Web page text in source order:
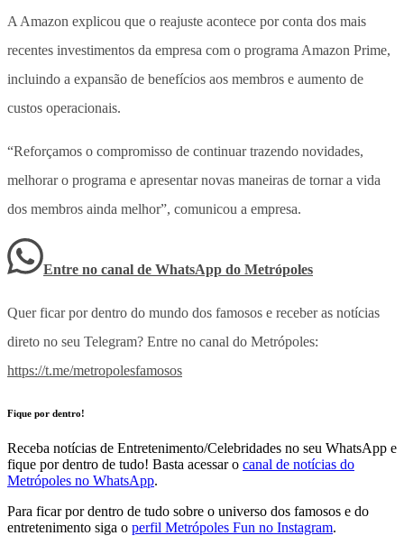
A Amazon explicou que o reajuste acontece por conta dos mais
recentes investimentos da empresa com o programa Amazon Prime,
incluindo a expansão de benefícios aos membros e aumento de
custos operacionais.
“Reforçamos o compromisso de continuar trazendo novidades,
melhorar o programa e apresentar novas maneiras de tornar a vida
dos membros ainda melhor”, comunicou a empresa.
Entre no canal de WhatsApp do Metrópoles
Quer ficar por dentro do mundo dos famosos e receber as notícias
direto no seu Telegram? Entre no canal do Metrópoles:
https://t.me/metropolesfamosos
Fique por dentro!
Receba notícias de Entretenimento/Celebridades no seu WhatsApp e
fique por dentro de tudo! Basta acessar o canal de notícias do
Metrópoles no WhatsApp.
Para ficar por dentro de tudo sobre o universo dos famosos e do
entretenimento siga o perfil Metrópoles Fun no Instagram.